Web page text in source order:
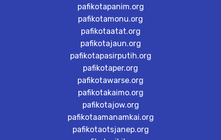
pafikotapanim.org
pafikotamonu.org
pafikotaatat.org
pafikotajaun.org
pafikotapasirputih.org
pafikotaper.org
pafikotawarse.org
pafikotakaimo.org
pafikotajow.org
pafikotaamanamkai.org
pafikotaotsjanep.org